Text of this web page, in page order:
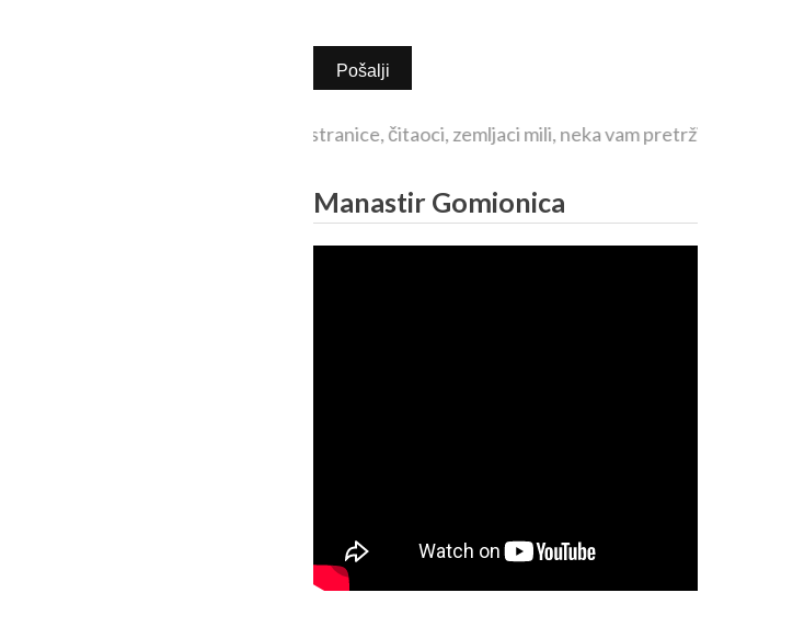
Dragi posjetioci stranice, čitaoci, zemljaci mili, neka vam pretrživanje
Manastir Gomionica